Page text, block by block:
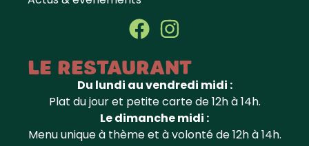
Le restaurant
Du lundi au vendredi midi :
Plat du jour et petite carte de 12h à 14h.
Le dimanche midi :
Menu unique à thème et à volonté de 12h à 14h.